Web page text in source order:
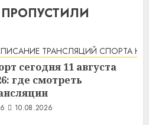
ТРАНСЛЯЦИЙ СПОРТА НА
сегодня 11 августа
где смотреть
10.08.2026